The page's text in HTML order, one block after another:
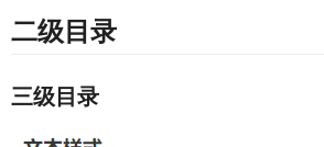
二级目录
三级目录